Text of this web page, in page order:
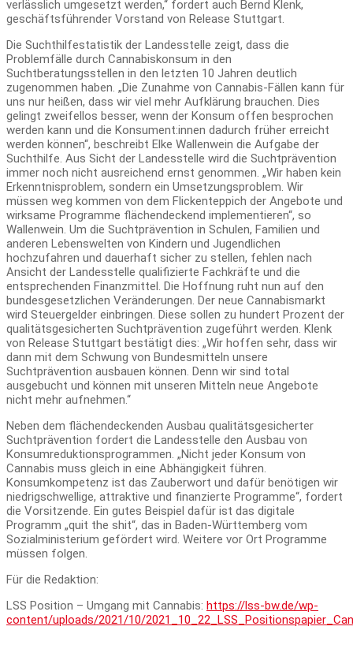
verlässlich umgesetzt werden,“ fordert auch Bernd Klenk,
geschäftsführender Vorstand von Release Stuttgart.
Die Suchthilfestatistik der Landesstelle zeigt, dass die
Problemfälle durch Cannabiskonsum in den
Suchtberatungsstellen in den letzten 10 Jahren deutlich
zugenommen haben. „Die Zunahme von Cannabis-Fällen kann für
uns nur heißen, dass wir viel mehr Aufklärung brauchen. Dies
gelingt zweifellos besser, wenn der Konsum offen besprochen
werden kann und die Konsument:innen dadurch früher erreicht
werden können“, beschreibt Elke Wallenwein die Aufgabe der
Suchthilfe. Aus Sicht der Landesstelle wird die Suchtprävention
immer noch nicht ausreichend ernst genommen. „Wir haben kein
Erkenntnisproblem, sondern ein Umsetzungsproblem. Wir
müssen weg kommen von dem Flickenteppich der Angebote und
wirksame Programme flächendeckend implementieren“, so
Wallenwein. Um die Suchtprävention in Schulen, Familien und
anderen Lebenswelten von Kindern und Jugendlichen
hochzufahren und dauerhaft sicher zu stellen, fehlen nach
Ansicht der Landesstelle qualifizierte Fachkräfte und die
entsprechenden Finanzmittel. Die Hoffnung ruht nun auf den
bundesgesetzlichen Veränderungen. Der neue Cannabismarkt
wird Steuergelder einbringen. Diese sollen zu hundert Prozent der
qualitätsgesicherten Suchtprävention zugeführt werden. Klenk
von Release Stuttgart bestätigt dies: „Wir hoffen sehr, dass wir
dann mit dem Schwung von Bundesmitteln unsere
Suchtprävention ausbauen können. Denn wir sind total
ausgebucht und können mit unseren Mitteln neue Angebote
nicht mehr aufnehmen.“
Neben dem flächendeckenden Ausbau qualitätsgesicherter
Suchtprävention fordert die Landesstelle den Ausbau von
Konsumreduktionsprogrammen. „Nicht jeder Konsum von
Cannabis muss gleich in eine Abhängigkeit führen.
Konsumkompetenz ist das Zauberwort und dafür benötigen wir
niedrigschwellige, attraktive und finanzierte Programme“, fordert
die Vorsitzende. Ein gutes Beispiel dafür ist das digitale
Programm „quit the shit“, das in Baden-Württemberg vom
Sozialministerium gefördert wird. Weitere vor Ort Programme
müssen folgen.
Für die Redaktion:
LSS Position – Umgang mit Cannabis: https://lss-bw.de/wp-
content/uploads/2021/10/